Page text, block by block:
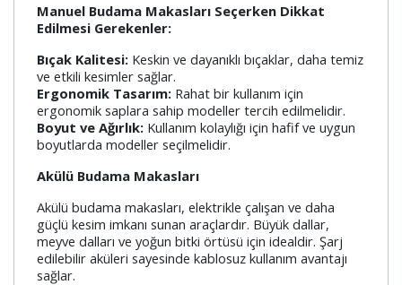
Manuel Budama Makasları Seçerken Dikkat
Edilmesi Gerekenler:
Bıçak Kalitesi: Keskin ve dayanıklı bıçaklar, daha temiz
ve etkili kesimler sağlar.
Ergonomik Tasarım: Rahat bir kullanım için
ergonomik saplara sahip modeller tercih edilmelidir.
Boyut ve Ağırlık: Kullanım kolaylığı için hafif ve uygun
boyutlarda modeller seçilmelidir.
Akülü Budama Makasları
Akülü budama makasları, elektrikle çalışan ve daha
güçlü kesim imkanı sunan araçlardır. Büyük dallar,
meyve dalları ve yoğun bitki örtüsü için idealdir. Şarj
edilebilir aküleri sayesinde kablosuz kullanım avantajı
sağlar.